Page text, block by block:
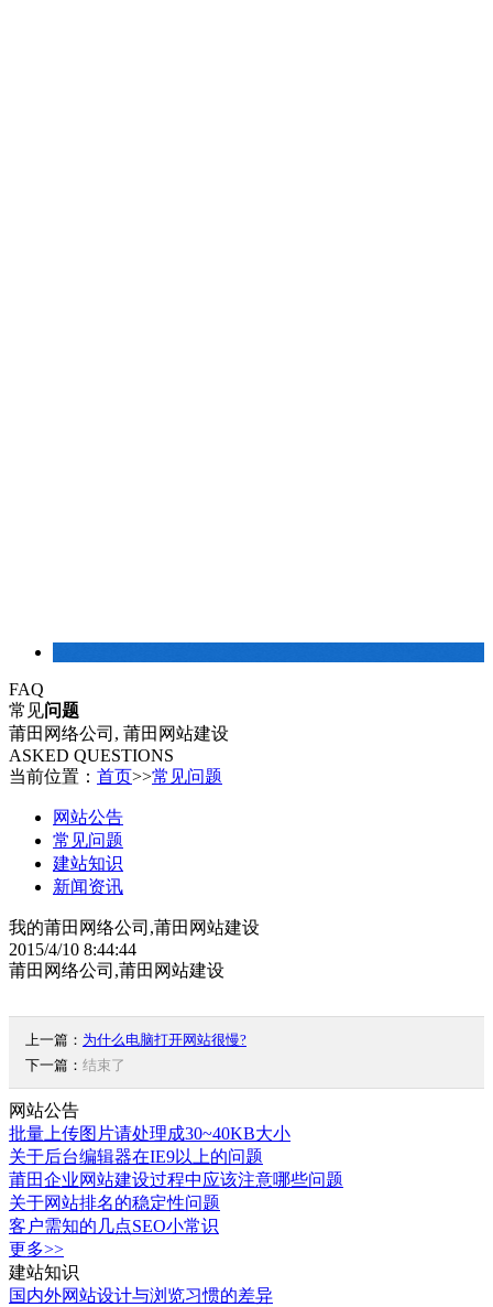
FAQ
常见问题
莆田网络公司, 莆田网站建设
ASKED QUESTIONS
当前位置： 首页>>常见问题
网站公告
常见问题
建站知识
新闻资讯
我的莆田网络公司,莆田网站建设
2015/4/10 8:44:44
莆田网络公司,莆田网站建设
上一篇： 为什么电脑打开网站很慢?
下一篇： 结束了
网站公告
批量上传图片请处理成30~40KB大小
关于后台编辑器在IE9以上的问题
莆田企业网站建设过程中应该注意哪些问题
关于网站排名的稳定性问题
客户需知的几点SEO小常识
更多>>
建站知识
国内外网站设计与浏览习惯的差异